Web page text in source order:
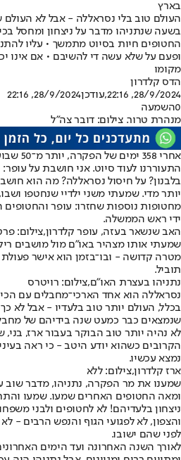
בארץ
העולם טוב בלי נסראללה - אבל לא העולם של 101
בשעה שנתניהו מדבר על ניצחון ומחסל
החטופים חיות בסיוט מתמשך • עליו
ופעם על שלא עשה די להשיבם • אם אינו
מקומו
הדס קלדרון
28/9/2024, 22:16
,עודכן28/9/2024, 22:16
0השמעה
מנהרת טרור. צילום: דובר צה"ל
אחרי
התעוררנו לעוד סיוט. אני חושבת על
בלבנון? על חיסול נסראללה? מה הוא
יותר מדי. שמעתי משני ילדיי שנחטפו
מחטופות נוספות שחזרו: עופר והחטופים
ידי ראש הממשלה.
האב שנשאר בעזה, עופר קלדרון,צילום:
שמעתי אותו מצהיר באו"ם מול מושבים
מטרה קדושה - ובו־בזמן הוא אישר
תוביל.
נתניהו בעצרת האו"ם,צילום: רויטרס
נסראללה הוא אחד הארכי־מחבלים עם
שנמצאים כבר כמעט שנה בידיהם של
לא נהיה יותר טוב הבוקר בעבור ארז, בני,
הקרובים כשהוא יודע היטב - כי ראה
נמצא עכשיו.
ארז קלדרון,צילום: ללא
שמענו את מר הפקרה, נתניהו, מדבר שוב
ומאה החטופים האחרים שמעו. שמעו
ניצחון בלעדיהם! לא לחטופים ולבני
והצפון, לא לפגועי הגוף והנפש הרבים - לא
לפני שהם ישובו.
לאורך השנה האחרונה ועד הימים